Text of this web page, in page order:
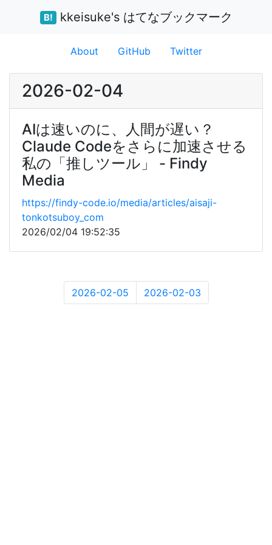
B! kkeisuke's はてなブックマーク
About GitHub Twitter
2026-02-04
AIは速いのに、人間が遅い？
Claude Codeをさらに加速させる
私の「推しツール」 - Findy
Media
https://findy-code.io/media/articles/aisaji-
tonkotsuboy_com
2026/02/04 19:52:35
2026-02-05 2026-02-03